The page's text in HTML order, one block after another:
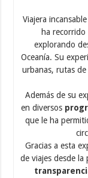
Viajera
ha recorrido
explorando
Oceanía. Su
urbanas, rutas
Además de su
en diversos
que le ha
Gracias a esta
de viajes desde la